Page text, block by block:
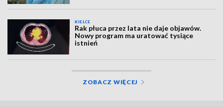
KIELCE
Rak płuca przez lata nie daje objawów.
Nowy program ma uratować tysiące
istnień
ZOBACZ WIĘCEJ